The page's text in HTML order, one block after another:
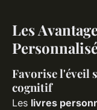
Les
Favorise l'éveil
cognitif
Les livres